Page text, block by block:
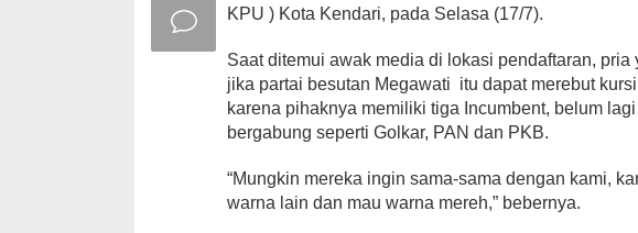
KPU ) Kota Kendari, pada Selasa (17/7).
Saat ditemui awak media di lokasi pendaftaran,
jika partai besutan Megawati itu dapat merebut
karena pihaknya memiliki tiga Incumbent, belum
bergabung seperti Golkar, PAN dan PKB.
“Mungkin mereka ingin sama-sama dengan kami,
warna lain dan mau warna mereh,” bebernya.